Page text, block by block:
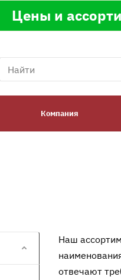
Цены и
Компания
Наш
отвечают